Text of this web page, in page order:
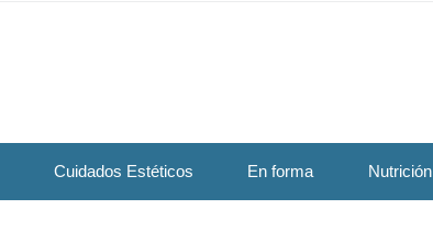
Cuidados Estéticos En forma Nutrición